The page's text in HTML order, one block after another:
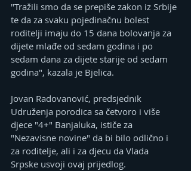
"Tražili smo da se prepiše zakon iz Srbije
te da za svaku pojedinačnu bolest
roditelji imaju do 15 dana bolovanja za
dijete mlađe od sedam godina i po
sedam dana za dijete starije od sedam
godina", kazala je Bjelica.
Jovan Radovanović, predsjednik
Udruženja porodica sa četvoro i više
djece "4+" Banjaluka, ističe za
"Nezavisne novine" da bi bilo odlično i
za roditelje, ali i za djecu da Vlada
Srpske usvoji ovaj prijedlog.